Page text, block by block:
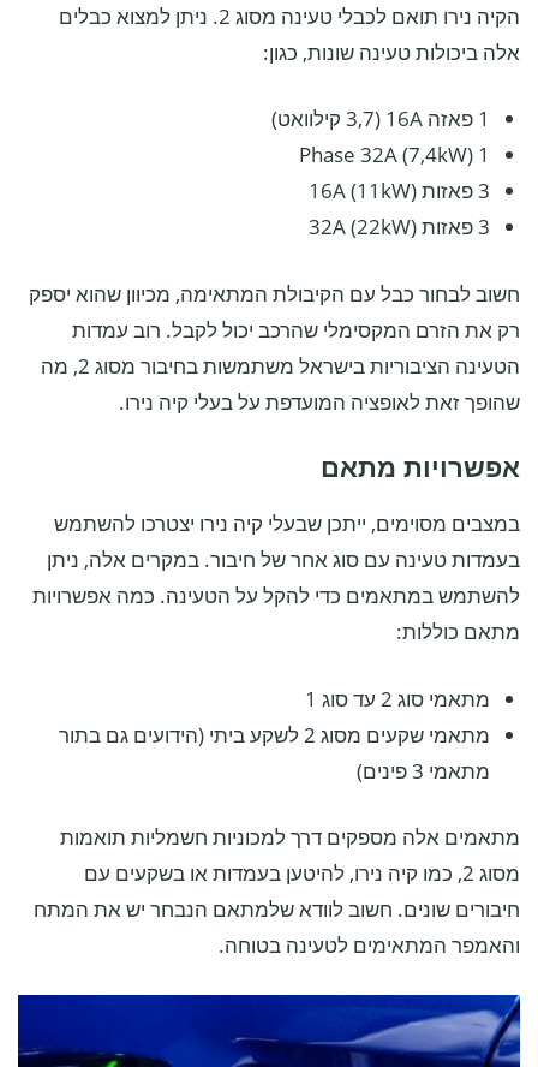
הקיה נירו תואם לכבלי טעינה מסוג 2. ניתן למצוא כבלים
אלה ביכולות טעינה שונות, כגון:
1 פאזה 16A (3,7 קילוואט)
1 Phase 32A (7,4kW)
3 פאזות 16A (11kW)
3 פאזות 32A (22kW)
חשוב לבחור כבל עם הקיבולת המתאימה, מכיוון שהוא יספק
רק את הזרם המקסימלי שהרכב יכול לקבל. רוב עמדות
הטעינה הציבוריות בישראל משתמשות בחיבור מסוג 2, מה
שהופך זאת לאופציה המועדפת על בעלי קיה נירו.
אפשרויות מתאם
במצבים מסוימים, ייתכן שבעלי קיה נירו יצטרכו להשתמש
בעמדות טעינה עם סוג אחר של חיבור. במקרים אלה, ניתן
להשתמש במתאמים כדי להקל על הטעינה. כמה אפשרויות
מתאם כוללות:
מתאמי סוג 2 עד סוג 1
מתאמי שקעים מסוג 2 לשקע ביתי (הידועים גם בתור
מתאמי 3 פינים)
מתאמים אלה מספקים דרך למכוניות חשמליות תואמות
מסוג 2, כמו קיה נירו, להיטען בעמדות או בשקעים עם
חיבורים שונים. חשוב לוודא שלמתאם הנבחר יש את המתח
והאמפר המתאימים לטעינה בטוחה.